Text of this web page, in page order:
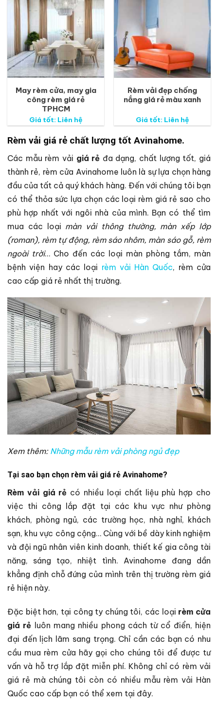
May rèm cửa, may gia
công rèm giá rẻ
TPHCM
Giá tốt: Liên hệ
Rèm vải đẹp chống
nắng giá rẻ màu xanh
Giá tốt: Liên hệ
Rèm vải giá rẻ chất lượng tốt Avinahome.
Các mẫu rèm vải giá rẻ đa dạng, chất lượng tốt, giá
thành rẻ, rèm cửa Avinahome luôn là sự lựa chọn hàng
đầu của tất cả quý khách hàng. Đến với chúng tôi bạn
có thể thỏa sức lựa chọn các loại rèm giá rẻ sao cho
phù hợp nhất với ngôi nhà của mình. Bạn có thể tìm
mua các loại màn vải thông thường, màn xếp lớp
(roman), rèm tự động, rèm sáo nhôm, màn sáo gỗ, rèm
ngoài trời… Cho đến các loại màn phòng tắm, màn
bệnh viện hay các loại rèm vải Hàn Quốc, rèm cửa
cao cấp giá rẻ nhất thị trường.
Xem thêm: Những mẫu rèm vải phòng ngủ đẹp
Tại sao bạn chọn rèm vải giá rẻ Avinahome?
Rèm vải giá rẻ có nhiều loại chất liệu phù hợp cho
việc thi công lắp đặt tại các khu vực như phòng
khách, phòng ngủ, các trường học, nhà nghỉ, khách
sạn, khu vực công cộng… Cùng với bề dày kinh nghiệm
và đội ngũ nhân viên kinh doanh, thiết kế gia công tài
năng, sáng tạo, nhiệt tình. Avinahome đang dần
khẳng định chỗ đứng của mình trên thị trường rèm giá
rẻ hiện này.
Đặc biệt hơn, tại công ty chúng tôi, các loại rèm cửa
giá rẻ luôn mang nhiều phong cách từ cổ điển, hiện
đại đến lịch lãm sang trọng. Chỉ cần các bạn có nhu
cầu mua rèm cửa hãy gọi cho chúng tôi để được tư
vấn và hỗ trợ lắp đặt miễn phí. Không chỉ có rèm vải
giá rẻ mà chúng tôi còn có nhiều mẫu rèm vải Hàn
Quốc cao cấp bạn có thể xem tại đây.